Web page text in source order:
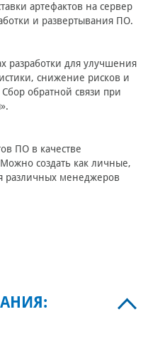
артефактов на сервер
и развертывания ПО.
разработки для улучшения
снижение рисков и
обратной связи при
ПО в качестве
создать как личные,
различных менеджеров